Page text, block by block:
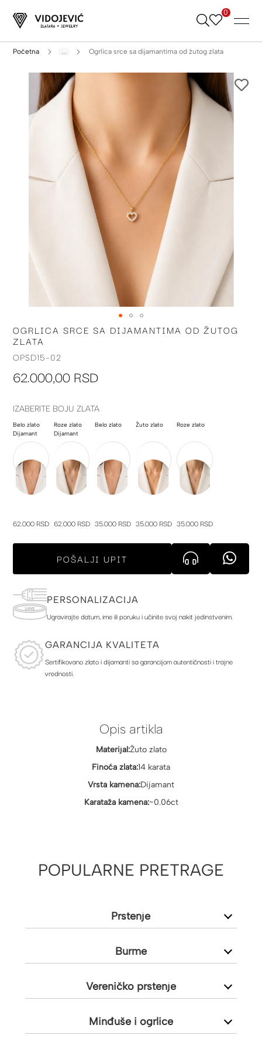
Skip
Content
0
Početna ... Ogrlica srce sa dijamantima od žutog zlata
Skip
to
the
of
gallery
OGRLICA SRCE SA DIJAMANTIMA OD ŽUTOG
ZLATA
OPSD15-02
62.000,00 RSD
IZABERITE BOJU ZLATA
Belo zlato
Dijamant
62.000 RSD
Roze zlato
Dijamant
62.000 RSD
Belo zlato
35.000 RSD
Žuto zlato
35.000 RSD
Roze zlato
35.000 RSD
POŠALJI UPIT
PERSONALIZACIJA
Ugravirajte datum, ime ili poruku i učinite svoj nakit jedinstvenim.
GARANCIJA KVALITETA
Sertifikovano zlato i dijamanti sa garancijom autentičnosti i trajne
vrednosti.
Opis artikla
Materijal:Žuto zlato
Finoća zlata:14 karata
Vrsta kamena:Dijamant
Karataža kamena:~0.06ct
POPULARNE PRETRAGE
Prstenje
Burme
Vereničko prstenje
Minđuše i ogrlice